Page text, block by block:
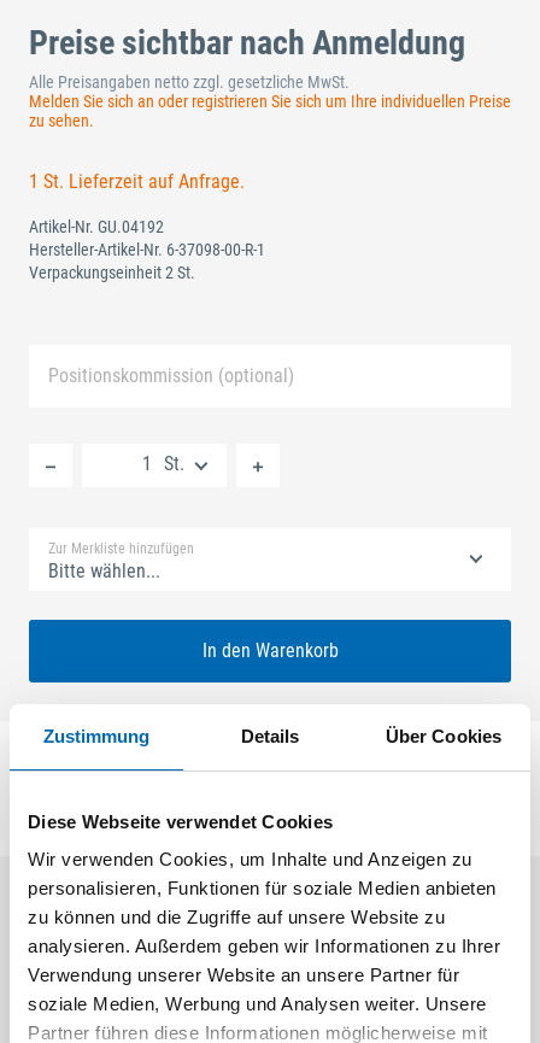
Zustimmung Details Über Cookies
Diese Webseite verwendet Cookies
Wir verwenden Cookies, um Inhalte und Anzeigen zu
personalisieren, Funktionen für soziale Medien anbieten
zu können und die Zugriffe auf unsere Website zu
analysieren. Außerdem geben wir Informationen zu Ihrer
Verwendung unserer Website an unsere Partner für
soziale Medien, Werbung und Analysen weiter. Unsere
Partner führen diese Informationen möglicherweise mit
Preise sichtbar nach Anmeldung
Alle Preisangaben netto zzgl. gesetzliche MwSt.
Melden Sie sich an oder registrieren Sie sich um Ihre individuellen Preise
zu sehen.
1 St. Lieferzeit auf Anfrage.
Artikel-Nr. GU.04192
Hersteller-Artikel-Nr. 6-37098-00-R-1
Verpackungseinheit 2 St.
Positionskommission (optional)
St.
Zur Merkliste hinzufügen
Bitte wählen...
In den Warenkorb
Aktuelle Angebote